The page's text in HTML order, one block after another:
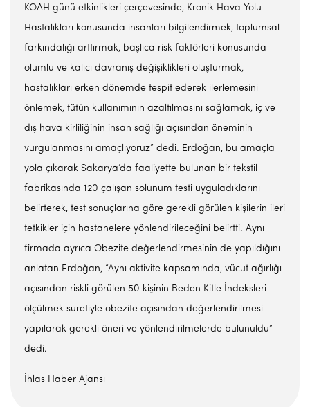
KOAH günü etkinlikleri çerçevesinde, Kronik Hava Yolu
Hastalıkları konusunda insanları bilgilendirmek, toplumsal
farkındalığı arttırmak, başlıca risk faktörleri konusunda
olumlu ve kalıcı davranış değişiklikleri oluşturmak,
hastalıkları erken dönemde tespit ederek ilerlemesini
önlemek, tütün kullanımının azaltılmasını sağlamak, iç ve
dış hava kirliliğinin insan sağlığı açısından öneminin
vurgulanmasını amaçlıyoruz” dedi. Erdoğan, bu amaçla
yola çıkarak Sakarya’da faaliyette bulunan bir tekstil
fabrikasında 120 çalışan solunum testi uyguladıklarını
belirterek, test sonuçlarına göre gerekli görülen kişilerin ileri
tetkikler için hastanelere yönlendirileceğini belirtti. Aynı
firmada ayrıca Obezite değerlendirmesinin de yapıldığını
anlatan Erdoğan, “Aynı aktivite kapsamında, vücut ağırlığı
açısından riskli görülen 50 kişinin Beden Kitle İndeksleri
ölçülmek suretiyle obezite açısından değerlendirilmesi
yapılarak gerekli öneri ve yönlendirilmelerde bulunuldu”
dedi.
İhlas Haber Ajansı